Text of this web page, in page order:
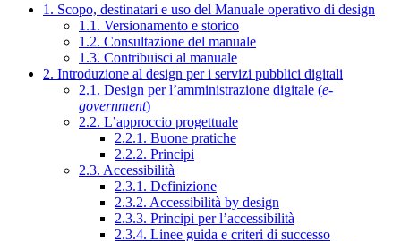
1. Scopo, destinatari e uso del Manuale operativo di design
1.1. Versionamento e storico
1.2. Consultazione del manuale
1.3. Contribuisci al manuale
2. Introduzione al design per i servizi pubblici digitali
2.1. Design per l’amministrazione digitale (e-
government)
2.2. L’approccio progettuale
2.2.1. Buone pratiche
2.2.2. Principi
2.3. Accessibilità
2.3.1. Definizione
2.3.2. Accessibilità by design
2.3.3. Principi per l’accessibilità
2.3.4. Linee guida e criteri di successo